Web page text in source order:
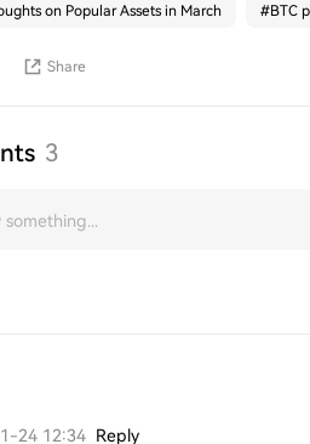
on Popular Assets in March #BTC
Share
3
24 12:34 Reply